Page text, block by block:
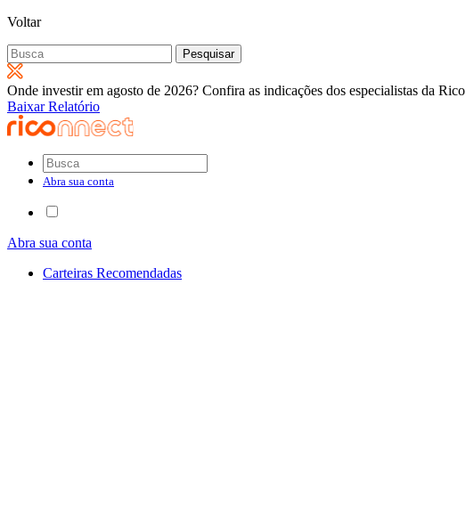
Voltar
Pesquisar
por:
Onde investir em agosto de 2026? Confira as indicações dos especialistas da Rico
Baixar Relatório
Abra sua conta
Abra sua conta
Carteiras Recomendadas